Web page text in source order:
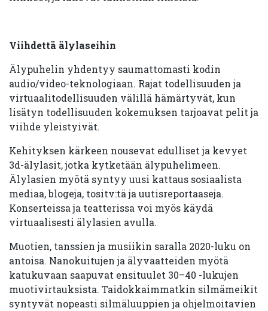
Viihdettä älylaseihin
Älypuhelin yhdentyy saumattomasti kodin
audio/video-teknologiaan. Rajat todellisuuden ja
virtuaalitodellisuuden välillä hämärtyvät, kun
lisätyn todellisuuden kokemuksen tarjoavat pelit ja
viihde yleistyivät.
Kehityksen kärkeen nousevat edulliset ja kevyet
3d-älylasit, jotka kytketään älypuhelimeen.
Älylasien myötä syntyy uusi kattaus sosiaalista
mediaa, blogeja, tositv:tä ja uutisreportaaseja.
Konserteissa ja teatterissa voi myös käydä
virtuaalisesti älylasien avulla.
Muotien, tanssien ja musiikin saralla 2020-luku on
antoisa. Nanokuitujen ja älyvaatteiden myötä
katukuvaan saapuvat ensituulet 30–40 -lukujen
muotivirtauksista. Taidokkaimmatkin silmämeikit
syntyvät nopeasti silmäluuppien ja ohjelmoitavien